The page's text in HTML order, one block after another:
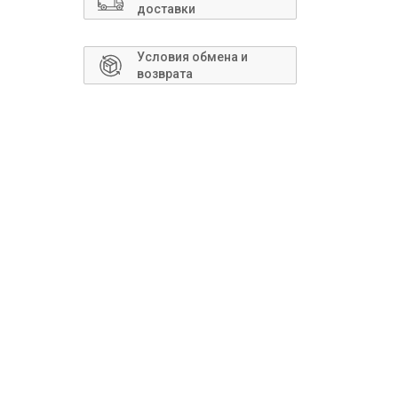
доставки
Условия обмена и
возврата
Сантехника